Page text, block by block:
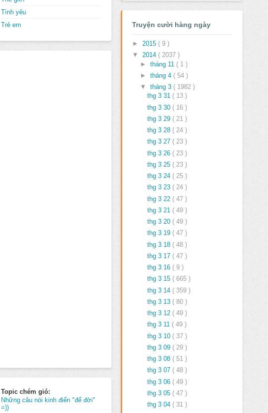
Tình yêu
Trẻ em
Topic chém gió:
Những câu nói kinh điển "để đời"
=))
Truyện cười hàng ngày
► 2015 ( 9 )
▼ 2014 ( 2037 )
► tháng 11 ( 1 )
► tháng 4 ( 54 )
▼ tháng 3 ( 1982 )
thg 3 31 ( 13 )
thg 3 30 ( 16 )
thg 3 29 ( 21 )
thg 3 28 ( 24 )
thg 3 27 ( 23 )
thg 3 26 ( 23 )
thg 3 25 ( 23 )
thg 3 24 ( 25 )
thg 3 23 ( 24 )
thg 3 22 ( 47 )
thg 3 21 ( 49 )
thg 3 20 ( 49 )
thg 3 19 ( 47 )
thg 3 18 ( 48 )
thg 3 17 ( 47 )
thg 3 16 ( 9 )
thg 3 15 ( 665 )
thg 3 14 ( 359 )
thg 3 13 ( 80 )
thg 3 12 ( 49 )
thg 3 11 ( 49 )
thg 3 10 ( 37 )
thg 3 09 ( 29 )
thg 3 08 ( 51 )
thg 3 07 ( 48 )
thg 3 06 ( 49 )
thg 3 05 ( 47 )
thg 3 04 ( 31 )